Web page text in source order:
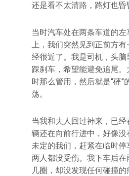
还是看不太清路，路灯也昏
当时汽车处在两条车道的左
上，我们突然见到正前方
经很近了。我是司机，头
踩刹车，希望能避免追尾
时那么管用，然后就是“砰”
荡。
当我和夫人回过神来，已
辆还在向前行进中，好像
未定的我们，赶紧在临时停
两人都没受伤。我下车后在
几圈，却没发现任何碰撞